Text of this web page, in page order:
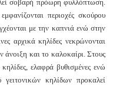
σοβαρή πρόωρη φυλλόπτωση.
περιοχές σκούρου
με την καπνιά ενώ στην
αρχικά κηλίδες νεκρώνονται
και το καλοκαίρι. Στους
ελαφρά βυθισμένες ενώ
κηλίδων προκαλεί